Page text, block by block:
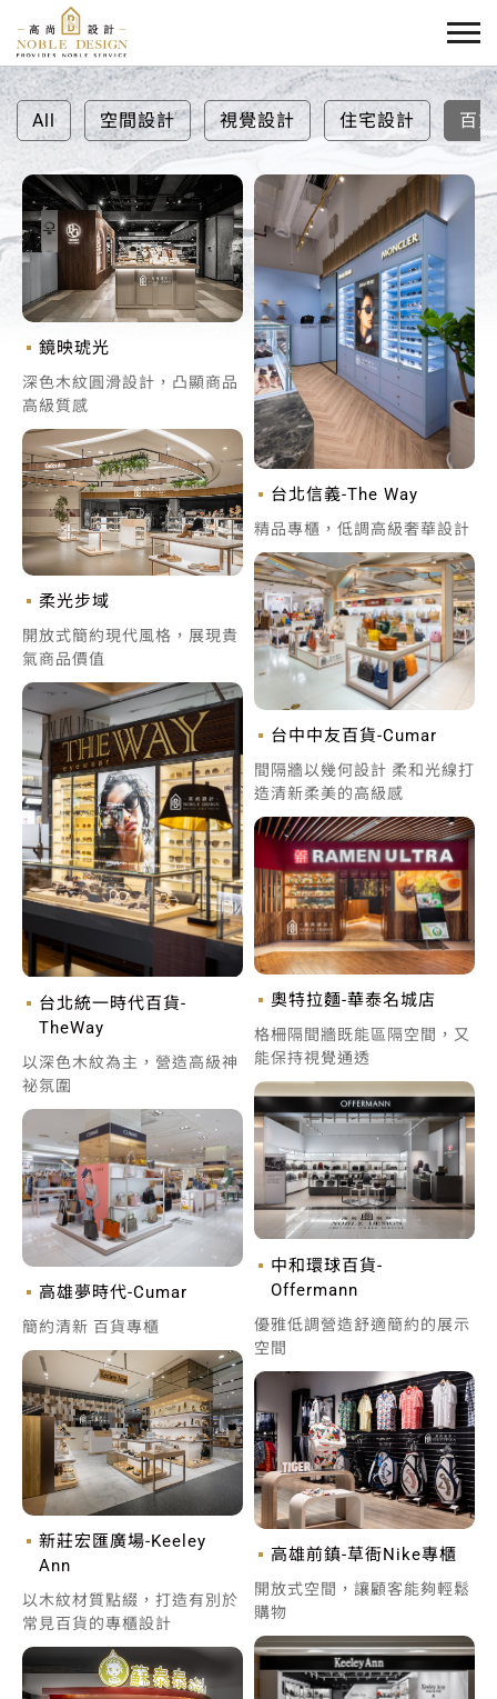
All 空間設計 視覺設計 住宅設計 百
鏡映琥光
深色木紋圓滑設計，凸顯商品
高級質感
台北信義-The Way
精品專櫃，低調高級奢華設計
柔光步域
開放式簡約現代風格，展現貴
氣商品價值
台中中友百貨-Cumar
間隔牆以幾何設計 柔和光線打
造清新柔美的高級感
台北統一時代百貨-
TheWay
以深色木紋為主，營造高級神
祕氛圍
奧特拉麵-華泰名城店
格柵隔間牆既能區隔空間，又
能保持視覺通透
中和環球百貨-
Offermann
優雅低調營造舒適簡約的展示
空間
高雄夢時代-Cumar
簡約清新 百貨專櫃
新莊宏匯廣場-Keeley
Ann
以木紋材質點綴，打造有別於
常見百貨的專櫃設計
高雄前鎮-草衙Nike專櫃
開放式空間，讓顧客能夠輕鬆
購物